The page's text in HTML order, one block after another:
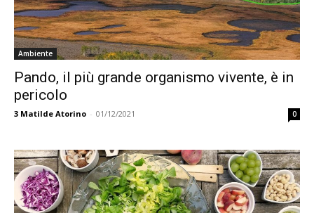
Ambiente
Pando, il più grande organismo vivente, è in
pericolo
3 Matilde Atorino - 01/12/2021 0